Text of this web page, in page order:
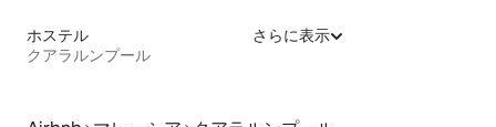
ホステル
クアラルンプール
さらに表示